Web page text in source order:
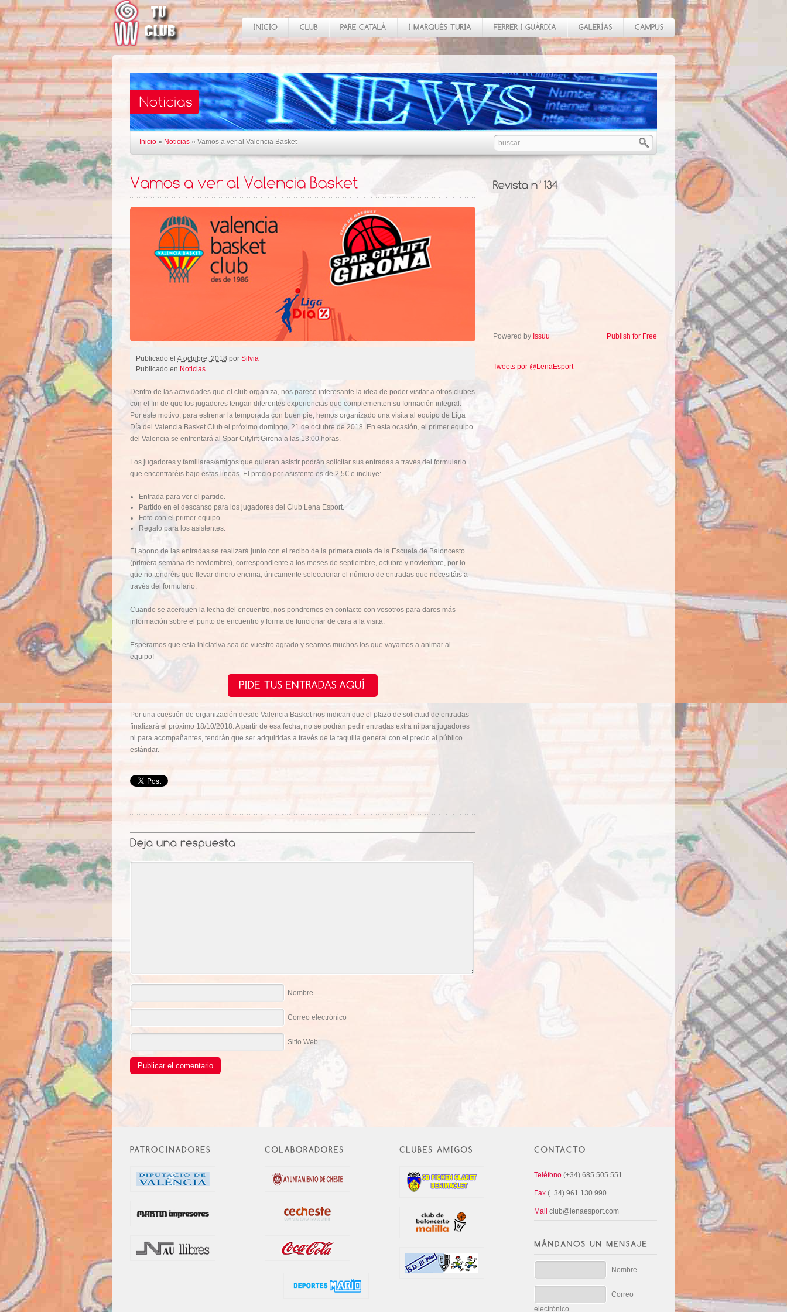
Inicio » Noticias » Vamos a ver al Valencia Basket
Publicado el 4 octubre, 2018 por Silvia
Publicado en Noticias
Dentro de las actividades que el club organiza, nos parece interesante la idea de poder visitar a otros clubes
con el fin de que los jugadores tengan diferentes experiencias que complementen su formación integral.
Por este motivo, para estrenar la temporada con buen pie, hemos organizado una visita al equipo de Liga
Día del Valencia Basket Club el próximo domingo, 21 de octubre de 2018. En esta ocasión, el primer equipo
del Valencia se enfrentará al Spar Citylift Girona a las 13:00 horas.
Los jugadores y familiares/amigos que quieran asistir podrán solicitar sus entradas a través del formulario
que encontraréis bajo estas lineas. El precio por asistente es de 2,5€ e incluye:
Entrada para ver el partido.
Partido en el descanso para los jugadores del Club Lena Esport.
Foto con el primer equipo.
Regalo para los asistentes.
El abono de las entradas se realizará junto con el recibo de la primera cuota de la Escuela de Baloncesto
(primera semana de noviembre), correspondiente a los meses de septiembre, octubre y noviembre, por lo
que no tendréis que llevar dinero encima, únicamente seleccionar el número de entradas que necesitáis a
través del formulario.
Cuando se acerquen la fecha del encuentro, nos pondremos en contacto con vosotros para daros más
información sobre el punto de encuentro y forma de funcionar de cara a la visita.
Esperamos que esta iniciativa sea de vuestro agrado y seamos muchos los que vayamos a animar al
equipo!
Por una cuestión de organización desde Valencia Basket nos indican que el plazo de solicitud de entradas
finalizará el próximo 18/10/2018. A partir de esa fecha, no se podrán pedir entradas extra ni para jugadores
ni para acompañantes, tendrán que ser adquiridas a través de la taquilla general con el precio al público
estándar.
Nombre
Correo electrónico
Sitio Web
Powered by Issuu Publish for Free
Tweets por @LenaEsport
Teléfono (+34) 685 505 551
Fax (+34) 961 130 990
Mail club@lenaesport.com
Nombre
Correo
electrónico